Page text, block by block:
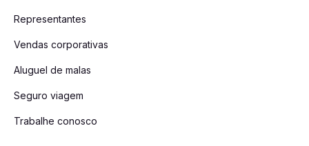
Representantes
Vendas corporativas
Aluguel de malas
Seguro viagem
Trabalhe conosco